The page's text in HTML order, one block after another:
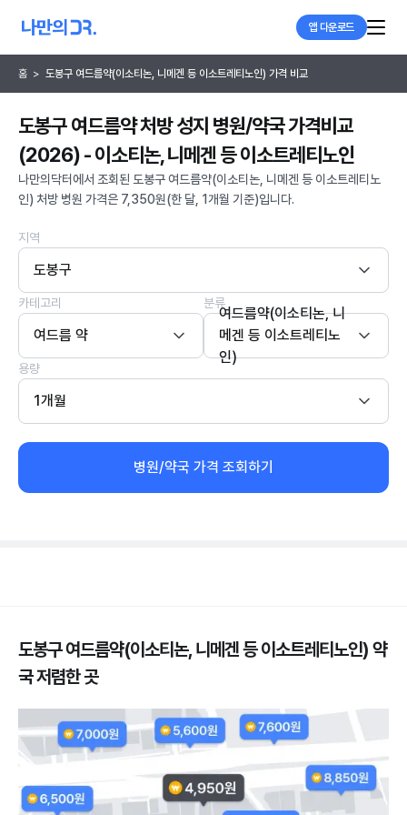
앱 다운로드
홈 > 도봉구 여드름약(이소티논, 니메겐 등 이소트레티노인) 가격 비교
도봉구 여드름약 처방 성지 병원/약국 가격비교
(2026) - 이소티논, 니메겐 등 이소트레티노인
나만의닥터에서 조회된 도봉구 여드름약(이소티논, 니메겐 등 이소트레티노
인) 처방 병원 가격은 7,350원(한 달, 1개월 기준)입니다.
지역
도봉구
카테고리
여드름 약
분류
여드름약(이소티논, 니
메겐 등 이소트레티노
인)
용량
1개월
병원/약국 가격 조회하기
도봉구 여드름약(이소티논, 니메겐 등 이소트레티노인) 약
국 저렴한 곳